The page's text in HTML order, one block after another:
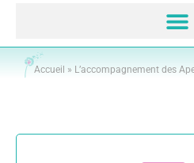
Accueil » L’accompagnement des